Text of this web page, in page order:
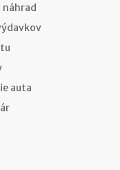
náhrad
auta